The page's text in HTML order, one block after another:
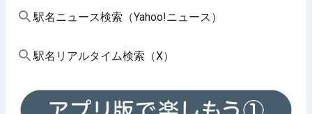
駅名ニュース検索（Yahoo!ニュース）
駅名リアルタイム検索（X）